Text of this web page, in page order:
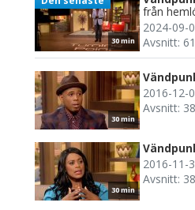
30 min
från
2024-09-
Avsnitt:
30 min
2016-12-
Avsnitt:
30 min
2016-11-
Avsnitt: